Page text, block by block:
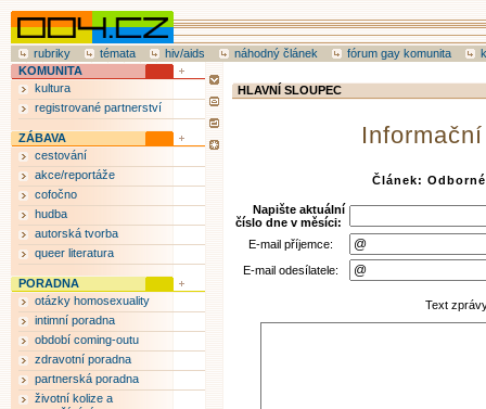
rubriky témata hiv/aids náhodný článek fórum gay komunita
HLAVNÍ SLOUPEC
Článek:
Napište aktuální
číslo dne v měsíci:
E-mail příjemce:
E-mail odesílatele:
Text
KOMUNITA
kultura
registrované partnerství
ZÁBAVA
cestování
akce/reportáže
cofočno
hudba
autorská tvorba
queer literatura
PORADNA
otázky homosexuality
intimní poradna
období coming-outu
zdravotní poradna
partnerská poradna
životní kolize a